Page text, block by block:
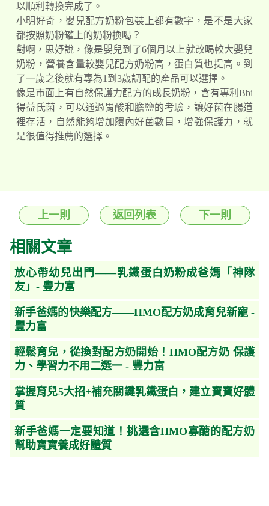
以順利轉換完成了。
小明好奇，嬰兒配方奶粉包裝上都有數字，是不是大家
都按照奶粉罐上的奶粉換喝？
對啊，思妤說，像是嬰兒到了6個月以上就改喝較大嬰兒
奶粉，營養含量較嬰兒配方奶粉高，蛋白質也提高。到
了一歲之後就有專為1到3歲調配的產品可以選擇。
像是市面上有自然保護力配方的成長奶粉，含有專利Bbi
得益氏菌，可以通過胃酸和膽鹽的考驗，讓好菌在腸道
裡存活，自然能夠增加體內好菌數目，增強保護力，就
是很值得推薦的選擇。
上一則 返回列表 下一則
相關文章
放心帶幼兒出門——乳鐵蛋白奶粉成爸媽「神隊
友」- 豐力富
新手爸媽的快樂配方——HMO配方奶成育兒新寵 -
豐力富
輕鬆育兒，從換對配方奶開始！HMO配方奶 保護
力、學習力不用二選一 - 豐力富
掌握育兒5大招+補充關鍵乳鐵蛋白，建立寶寶好體
質
新手爸媽一定要知道！挑選含HMO寡醣的配方奶
幫助寶寶養成好體質